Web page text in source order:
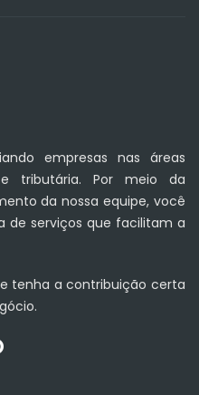
empresas nas áreas
tributária. Por meio da
da nossa equipe, você
de serviços que facilitam a
tenha a contribuição certa